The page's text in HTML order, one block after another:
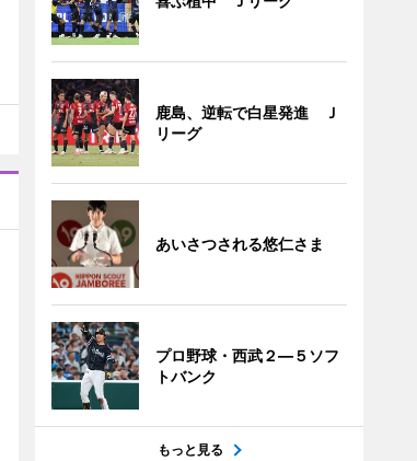
鹿島、逆転で白星発進 Ｊ
リーグ
あいさつされる悠仁さま
プロ野球・西武２―５ソフ
トバンク
もっと見る